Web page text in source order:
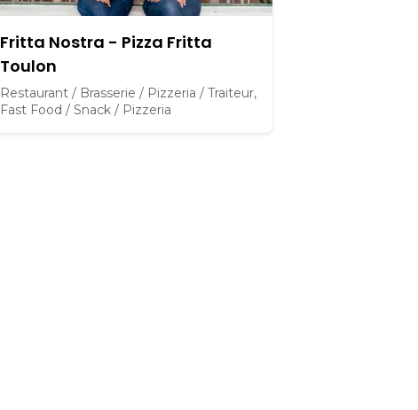
Fritta Nostra - Pizza Fritta
Toulon
Restaurant / Brasserie / Pizzeria / Traiteur,
Fast Food / Snack / Pizzeria